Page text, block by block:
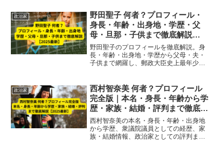
政治家
野田聖子 何者？プロフィール・
身長・年齢・出身地・学歴・父
母・旦那・子供まで徹底解説
【2025最新】
野田聖子のプロフィールを徹底解説。身
長・年齢・出身地・学歴から父母・夫・
子供まで網羅し、郵政大臣史上最年少や
政治家
西村智奈美 何者？プロフィール
完全版｜本名・身長・年齢から学
歴・家族・結婚・評判まで徹底解
説【2025最新】
西村智奈美の本名・身長・年齢・出身地
から学歴、衆議院議員としての経歴、家
族・結婚情報、政治家としての評判まで